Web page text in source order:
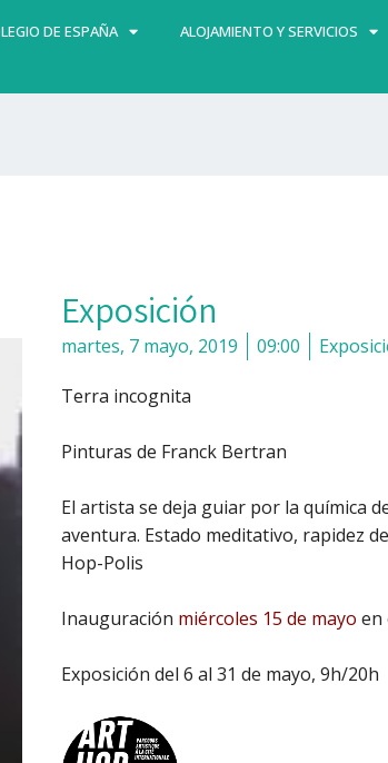
DE ESPAÑA ALOJAMIENTO Y SERVICIOS
Exposición
martes, 7 mayo, 2019 09:00
Terra incognita
Pinturas de Franck Bertran
El artista se deja guiar por la química
aventura. Estado meditativo, rapidez
Hop-Polis
Inauguración miércoles 15 de mayo en
Exposición del 6 al 31 de mayo, 9h/20h